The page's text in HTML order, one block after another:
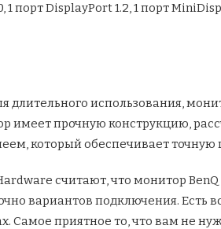
1 порт DisplayPort 1.2, 1 порт
длительного использования,
имеет прочную конструкцию,
который обеспечивает точную
считают, что монитор
вариантов подключения. Есть
Самое приятное то, что вам не